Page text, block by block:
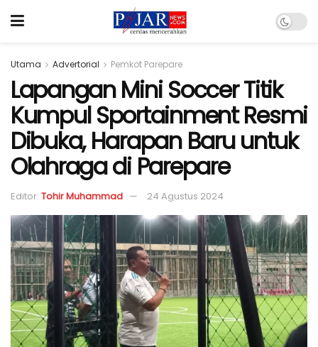
Utama Advertorial Pemkot Parepare
Lapangan Mini Soccer Titik
Kumpul Sportainment Resmi
Dibuka, Harapan Baru untuk
Olahraga di Parepare
Editor: Tohir Muhammad 24 Agustus 2024